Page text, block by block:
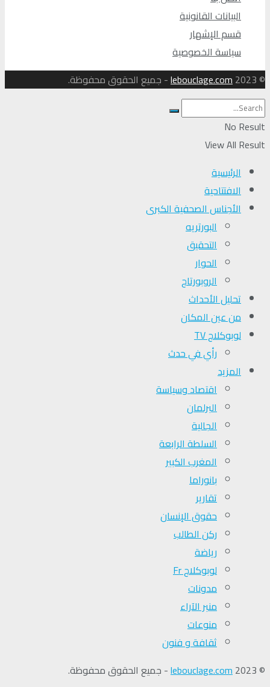
البيانات القانونية
قسم الإشهار
سياسة الخصوصية
© 2023
lebouclage.com- جميع الحقوق محفوظة.
No Result
View All Result
الرئيسية
الافتتاحية
الأجناس الصحفية الكبرى
البورتريه
التحقیق
الحوار
الروبورتاج
تحلیل الأحداث
من عين المكان
لوبوكلاج TV
رأي في حدث
المزيد
اقتصاد وسياسة
البرلمان
الجالية
السلطة الرابعة
المغرب الكبير
بانوراما
تقارير
حقوق الإنسان
ركن الطالب
رياضة
لوبوكلاج Fr
مدونات
منبر الآراء
منوعات
ثقافة و فنون
© 2023
lebouclage.com- جميع الحقوق محفوظة.